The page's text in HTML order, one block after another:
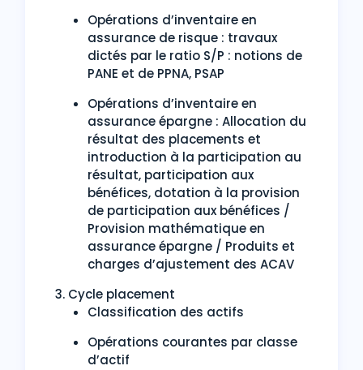
Opérations d’inventaire en
assurance de risque : travaux
dictés par le ratio S/P : notions de
PANE et de PPNA, PSAP
Opérations d’inventaire en
assurance épargne : Allocation du
résultat des placements et
introduction à la participation au
résultat, participation aux
bénéfices, dotation à la provision
de participation aux bénéfices /
Provision mathématique en
assurance épargne / Produits et
charges d’ajustement des ACAV
3. Cycle placement
Classification des actifs
Opérations courantes par classe
d’actif